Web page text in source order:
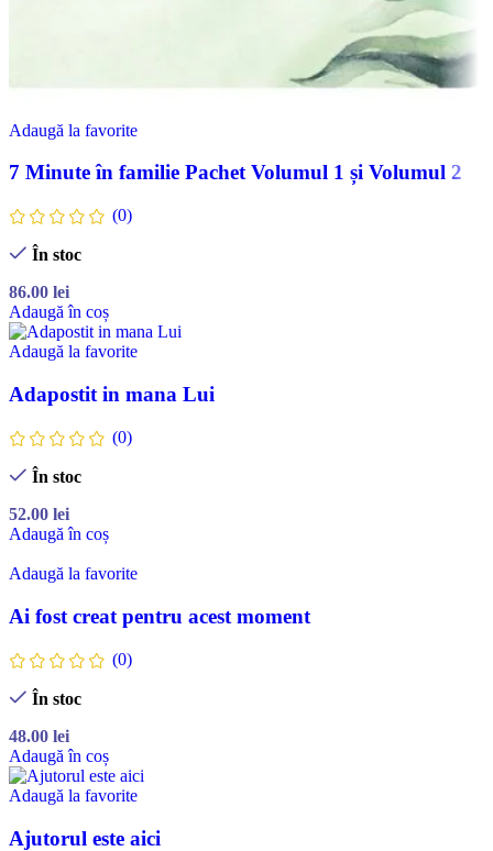
Adaugă la favorite
7 Minute în familie Pachet Volumul 1 și Volumul 2
(0)
În stoc
86.00 lei
Adaugă în coș
Adaugă la favorite
Adapostit in mana Lui
(0)
În stoc
52.00 lei
Adaugă în coș
Adaugă la favorite
Ai fost creat pentru acest moment
(0)
În stoc
48.00 lei
Adaugă în coș
Adaugă la favorite
Ajutorul este aici